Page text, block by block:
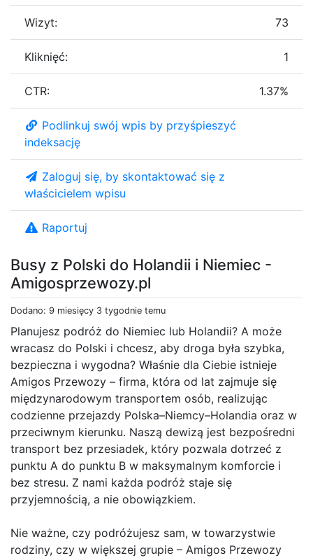
Busy z Polski do Holandii i Niemiec -
Amigosprzewozy.pl
Dodano: 9 miesięcy 3 tygodnie temu
Planujesz podróż do Niemiec lub Holandii? A może
wracasz do Polski i chcesz, aby droga była szybka,
bezpieczna i wygodna? Właśnie dla Ciebie istnieje
Amigos Przewozy – firma, która od lat zajmuje się
międzynarodowym transportem osób, realizując
codzienne przejazdy Polska–Niemcy–Holandia oraz w
przeciwnym kierunku. Naszą dewizą jest bezpośredni
transport bez przesiadek, który pozwala dotrzeć z
punktu A do punktu B w maksymalnym komforcie i
bez stresu. Z nami każda podróż staje się
przyjemnością, a nie obowiązkiem.
Nie ważne, czy podróżujesz sam, w towarzystwie
rodziny, czy w większej grupie – Amigos Przewozy
Wizyt: 73
Kliknięć: 1
CTR: 1.37%
Podlinkuj swój wpis by przyśpieszyć
indeksację
Zaloguj się, by skontaktować się z
właścicielem wpisu
Raportuj